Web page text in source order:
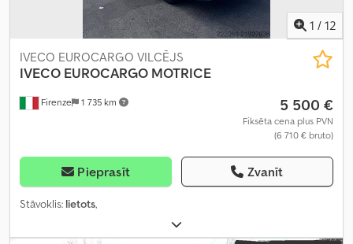
1 / 12
Firenze 1 735 km
IVECO EUROCARGO VILCĒJS
IVECO EUROCARGO MOTRICE
5 500 €
Fiksēta cena plus PVN
(6 710 € bruto)
Pieprasīt Zvanīt
Stāvoklis: lietots,